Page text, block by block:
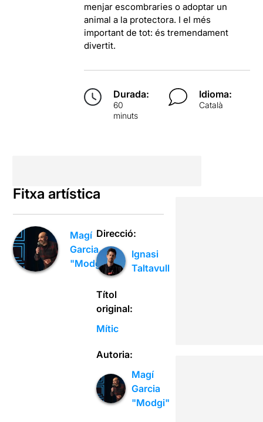
menjar escombraries o adoptar un
animal a la protectora. I el més
important de tot: és tremendament
divertit.
Durada:
60
minuts
Idioma:
Català
Fitxa artística
Magí
Garcia
"Modgi"
Direcció:
Ignasi
Taltavull
Títol
original:
Mític
Autoria:
Magí
Garcia
"Modgi"